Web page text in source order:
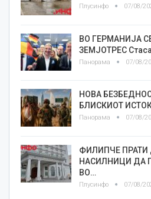
Плусинфо 07/08/
ВО ГЕРМАНИЈА
ЗЕМЈОТРЕС
Панорама 07/08/
НОВА
БЛИСКИОТ ИСТОК
Панорама 07/08/
ФИЛИПЧЕ ПРАТИ
НАСИЛНИЦИ ДА
ВО…
Плусинфо 07/08/